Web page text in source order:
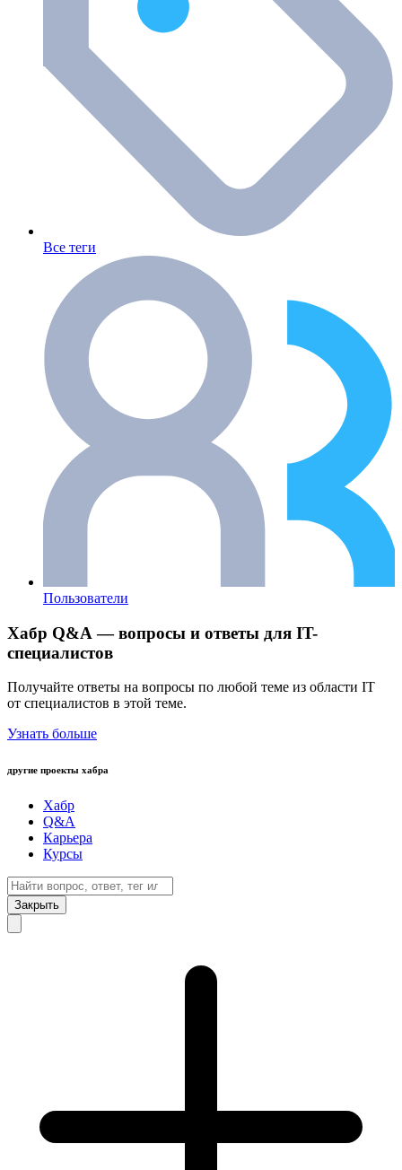
Все теги
Пользователи
Хабр Q&A — вопросы и ответы для IT-
специалистов
Получайте ответы на вопросы по любой теме из области IT
от специалистов в этой теме.
Узнать больше
другие проекты хабра
Хабр
Q&A
Карьера
Курсы
Закрыть